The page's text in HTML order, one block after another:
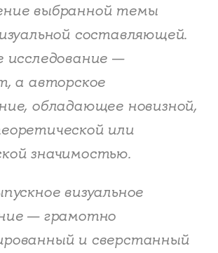
выбранной темы
составляющей.
исследование —
а авторское
обладающее новизной,
или
значимостью.
визуальное
— грамотно
и сверстанный